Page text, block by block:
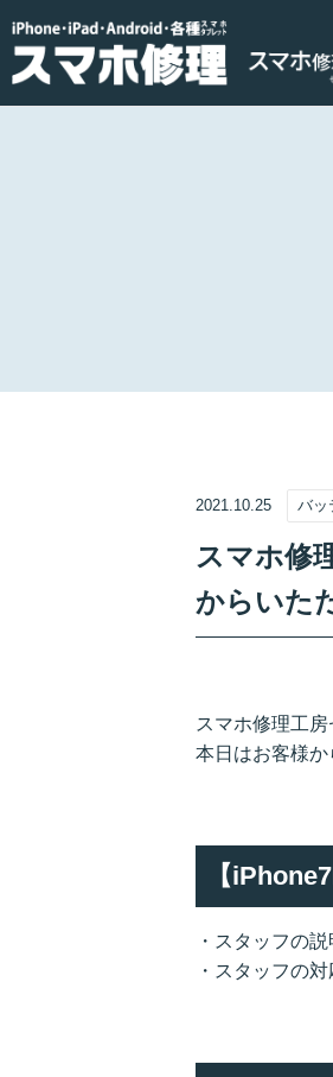
2021.10.25 バッ
スマホ修
からいた
スマホ修理工房
本日はお客様か
【
・スタッフの
・スタッフの